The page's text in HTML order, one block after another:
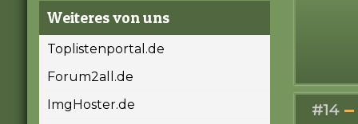
Weiteres von uns
Toplistenportal.de
Forum2all.de
ImgHoster.de
#14